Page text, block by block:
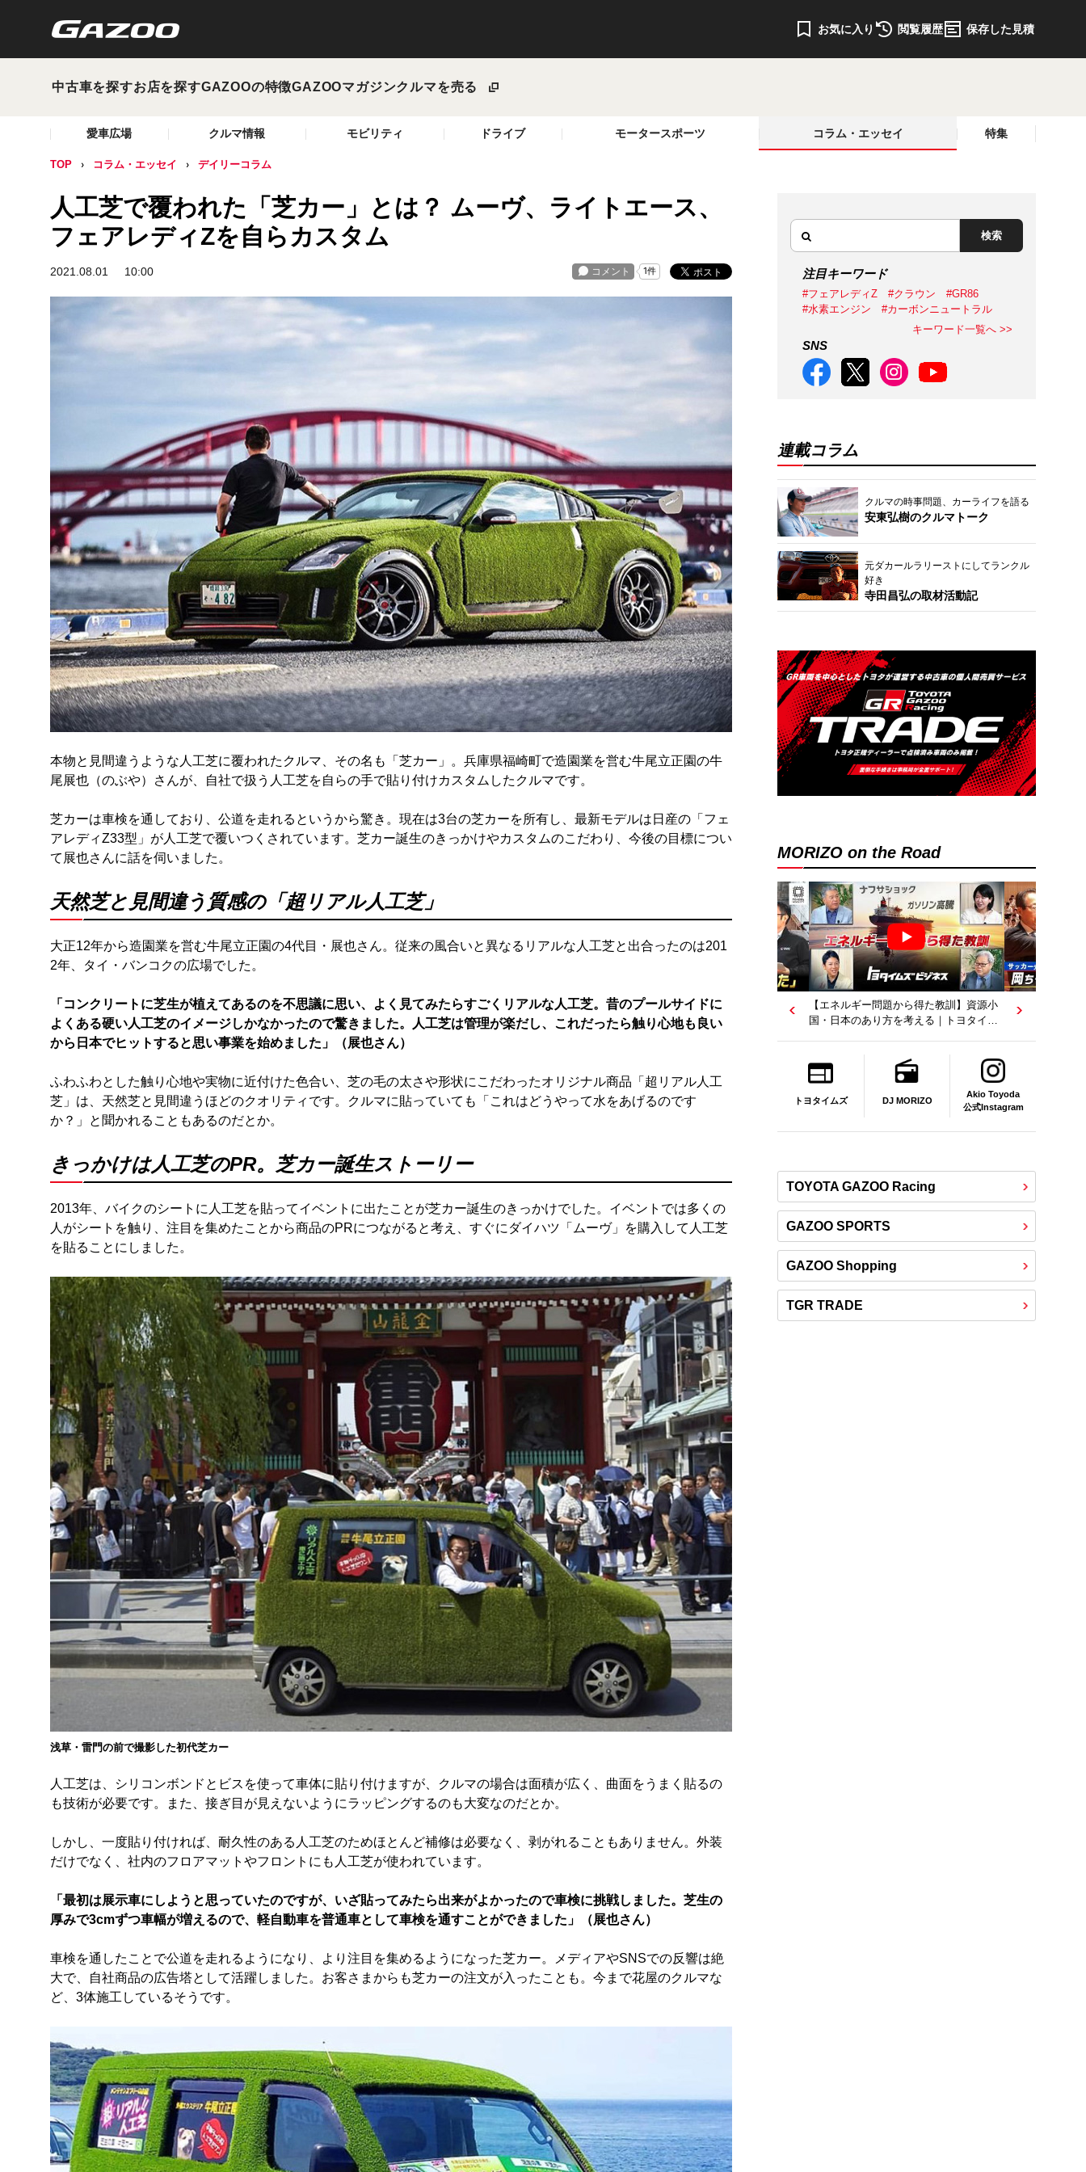
お気に入り 閲覧履歴 保存した見積
中古車を探すお店を探すGAZOOの特徴GAZOOマガジンクルマを売る
愛車広場 クルマ情報 モビリティ ドライブ モータースポーツ コラム・エッセイ 特集
TOP コラム・エッセイ デイリーコラム
人工芝で覆われた「芝カー」とは？ ムーヴ、ライトエース、
フェアレディZを自らカスタム
2021.08.01 10:00
本物と見間違うような人工芝に覆われたクルマ、その名も「芝カー」。兵庫県福崎町で造園業を営む牛尾立正園の牛
尾展也（のぶや）さんが、自社で扱う人工芝を自らの手で貼り付けカスタムしたクルマです。
芝カーは車検を通しており、公道を走れるというから驚き。現在は3台の芝カーを所有し、最新モデルは日産の「フェ
アレディZ33型」が人工芝で覆いつくされています。芝カー誕生のきっかけやカスタムのこだわり、今後の目標につい
て展也さんに話を伺いました。
天然芝と見間違う質感の「超リアル人工芝」
大正12年から造園業を営む牛尾立正園の4代目・展也さん。従来の風合いと異なるリアルな人工芝と出合ったのは201
2年、タイ・バンコクの広場でした。
「コンクリートに芝生が植えてあるのを不思議に思い、よく見てみたらすごくリアルな人工芝。昔のプールサイドに
よくある硬い人工芝のイメージしかなかったので驚きました。人工芝は管理が楽だし、これだったら触り心地も良い
から日本でヒットすると思い事業を始めました」（展也さん）
ふわふわとした触り心地や実物に近付けた色合い、芝の毛の太さや形状にこだわったオリジナル商品「超リアル人工
芝」は、天然芝と見間違うほどのクオリティです。クルマに貼っていても「これはどうやって水をあげるのです
か？」と聞かれることもあるのだとか。
きっかけは人工芝のPR。芝カー誕生ストーリー
2013年、バイクのシートに人工芝を貼ってイベントに出たことが芝カー誕生のきっかけでした。イベントでは多くの
人がシートを触り、注目を集めたことから商品のPRにつながると考え、すぐにダイハツ「ムーヴ」を購入して人工芝
を貼ることにしました。
浅草・雷門の前で撮影した初代芝カー
人工芝は、シリコンボンドとビスを使って車体に貼り付けますが、クルマの場合は面積が広く、曲面をうまく貼るの
も技術が必要です。また、接ぎ目が見えないようにラッピングするのも大変なのだとか。
しかし、一度貼り付ければ、耐久性のある人工芝のためほとんど補修は必要なく、剥がれることもありません。外装
だけでなく、社内のフロアマットやフロントにも人工芝が使われています。
「最初は展示車にしようと思っていたのですが、いざ貼ってみたら出来がよかったので車検に挑戦しました。芝生の
厚みで3cmずつ車幅が増えるので、軽自動車を普通車として車検を通すことができました」（展也さん）
車検を通したことで公道を走れるようになり、より注目を集めるようになった芝カー。メディアやSNSでの反響は絶
大で、自社商品の広告塔として活躍しました。お客さまからも芝カーの注文が入ったことも。今まで花屋のクルマな
ど、3体施工しているそうです。
検索
注目キーワード
#フェアレディZ #クラウン
#GR86
#水素エンジン
#カーボンニュートラル
キーワード一覧へ >>
SNS
連載コラム
クルマの時事問題、カーライフを語る
安東弘樹のクルマトーク
元ダカールラリーストにしてランクル
好き
寺田昌弘の取材活動記
MORIZO on the Road
【エネルギー問題から得た教訓】資源小
国・日本のあり方を考える｜トヨタイム
トヨタイムズ DJ MORIZO
Akio Toyoda
公式Instagram
TOYOTA GAZOO Racing
GAZOO SPORTS
GAZOO Shopping
TGR TRADE